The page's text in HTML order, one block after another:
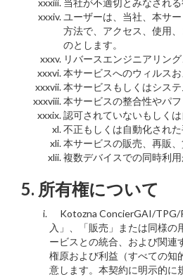
当社が不適切とみなされ
ユーザーは、当社、本サ
方法で、アクセス、使用
のとします。
リバースエンジニアリン
本サービスへのウィルス
本サービスもしくはシス
本サービスの整合性やパ
認可されていないもしく
不正もしくは自動化され
本サービスの販売、再販
複数デバイスでの同時利
5. 所有権について
Kotozna ConcierGAI/TPG/
入」、「販売」または同様
ービスとの統合、および関連
権原および利益（すべての
意します。本契約に明示的に